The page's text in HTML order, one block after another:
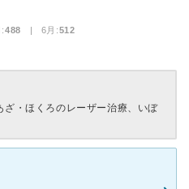
488 | 6月:512
ざ・ほくろのレーザー治療、いぼ